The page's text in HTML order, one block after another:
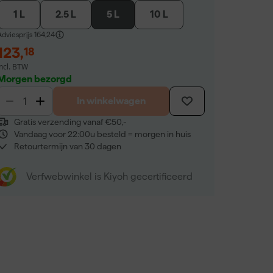
1 L 2.5 L 5 L 10 L
164,24
,18
BTW
bezorgd
In winkelwagen
Gratis verzending vanaf €50,-
Vandaag voor 22:00u besteld = morgen in huis
Retourtermijn van 30 dagen
Verfwebwinkel is Kiyoh gecertificeerd